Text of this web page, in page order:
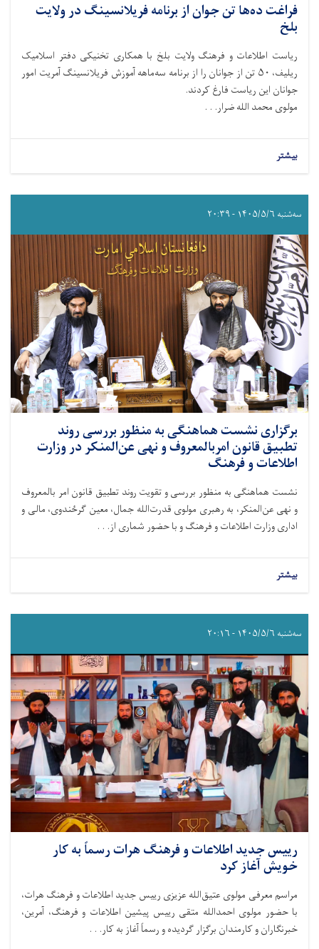
فراغت ده‌ها تن جوان از برنامه فریلانسینگ در ولایت
بلخ
ریاست اطلاعات و فرهنگ ولایت بلخ با همکاری تخنیکی دفتر اسلامیک
ریلیف، ۵۰ تن از جوانان را از برنامه سه‌ماهه آموزش فریلانسینگ آمریت امور
جوانان این ریاست فارغ کردند.
مولوی محمد الله ضرار. . .
بیشتر
سه‌شنبه ۱۴۰۵/۵/۶ - ۲۰:۳۹
برگزاری نشست هماهنگی به منظور بررسی روند
تطبیق قانون امربالمعروف و نهی عن‌المنکر در وزارت
اطلاعات و فرهنگ
نشست هماهنگی به منظور بررسی و تقویت روند تطبیق قانون امر بالمعروف
و نهی عن‌المنکر، به رهبری مولوی قدرت‌الله جمال، معین گرځندوی، مالی و
اداری وزارت اطلاعات و فرهنگ و با حضور شماری از. . .
بیشتر
سه‌شنبه ۱۴۰۵/۵/۶ - ۲۰:۱۶
رییس جدید اطلاعات و فرهنگ هرات رسماً به کار
خویش آغاز کرد
مراسم معرفی مولوی عتیق‌الله عزیزی رییس جدید اطلاعات و فرهنگ هرات،
با حضور مولوی احمدالله متقی رییس پیشین اطلاعات و فرهنگ، آمرین،
خبرنگاران و کارمندان برگزار گردیده و رسماً آغاز به کار. . .